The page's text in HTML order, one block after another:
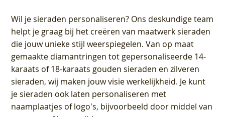
Wil je sieraden personaliseren? Ons deskundige team
helpt je graag bij het creëren van maatwerk sieraden
die jouw unieke stijl weerspiegelen. Van op maat
gemaakte diamantringen tot gepersonaliseerde 14-
karaats of 18-karaats gouden sieraden en zilveren
sieraden, wij maken jouw visie werkelijkheid. Je kunt
je sieraden ook laten personaliseren met
naamplaatjes of logo's, bijvoorbeeld door middel van